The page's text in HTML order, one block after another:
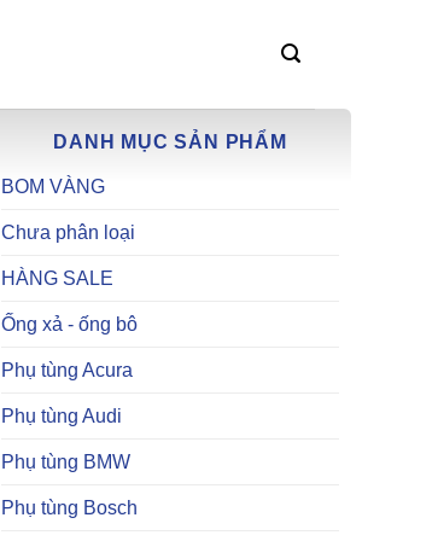
DANH MỤC SẢN PHẨM
BOM VÀNG
Chưa phân loại
HÀNG SALE
Ống xả - ống bô
Phụ tùng Acura
Phụ tùng Audi
Phụ tùng BMW
Phụ tùng Bosch